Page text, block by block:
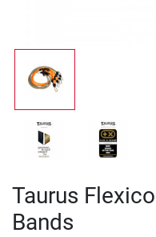
Taurus
Bands